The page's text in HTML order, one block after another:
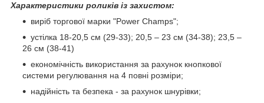
Характеристики роликів із захистом:
виріб торгової марки "Power Champs";
устілка 18-20,5 см (29-33); 20,5 – 23 см (34-38); 23,5 –
26 см (38-41)
економічність використання за рахунок кнопкової
системи регулювання на 4 повні розміри;
надійність та безпека - за рахунок шнурівки;